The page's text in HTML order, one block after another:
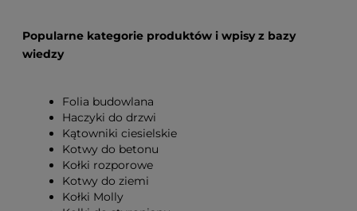
Popularne kategorie produktów i wpisy z bazy
wiedzy
Folia budowlana
Haczyki do drzwi
Kątowniki ciesielskie
Kotwy do betonu
Kołki rozporowe
Kotwy do ziemi
Kołki Molly